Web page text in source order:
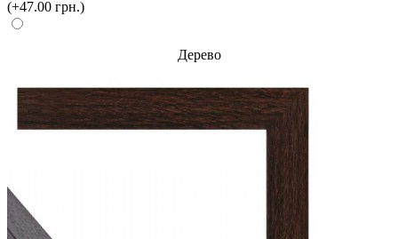
(+47.00 грн.)
Дерево